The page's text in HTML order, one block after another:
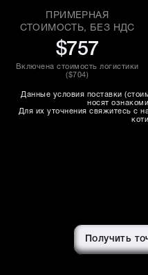
ПРИМЕРНАЯ
СТОИМОСТЬ, БЕЗ НДС
$757
Включена стоимость логистики
($704)
Данные условия поставки
носят
Для их уточнения свяжитесь с
Получить